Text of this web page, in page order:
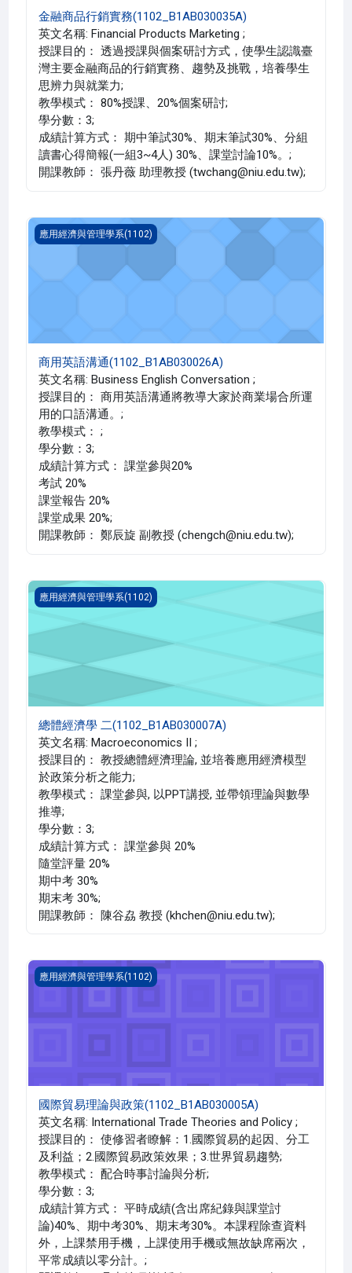
金融商品行銷實務(1102_B1AB030035A)
英文名稱: Financial Products Marketing ;
授課目的： 透過授課與個案研討方式，使學生認識臺
灣主要金融商品的行銷實務、趨勢及挑戰，培養學生
思辨力與就業力;
教學模式： 80%授課、20%個案研討;
學分數：3;
成績計算方式： 期中筆試30%、期末筆試30%、分組
讀書心得簡報(一組3~4人) 30%、課堂討論10%。;
開課教師： 張丹薇 助理教授 (twchang@niu.edu.tw);
商用英語溝通(1102_B1AB030026A)
應用經濟與管理學系(1102)
商用英語溝通(1102_B1AB030026A)
英文名稱: Business English Conversation ;
授課目的： 商用英語溝通將教導大家於商業場合所運
用的口語溝通。;
教學模式： ;
學分數：3;
成績計算方式： 課堂參與20%
考試 20%
課堂報告 20%
課堂成果 20%;
開課教師： 鄭辰旋 副教授 (chengch@niu.edu.tw);
總體經濟學 二(1102_B1AB030007A)
應用經濟與管理學系(1102)
總體經濟學 二(1102_B1AB030007A)
英文名稱: Macroeconomics II ;
授課目的： 教授總體經濟理論, 並培養應用經濟模型
於政策分析之能力;
教學模式： 課堂參與, 以PPT講授, 並帶領理論與數學
推導;
學分數：3;
成績計算方式： 課堂參與 20%
隨堂評量 20%
期中考 30%
期末考 30%;
開課教師： 陳谷劦 教授 (khchen@niu.edu.tw);
國際貿易理論與政策(1102_B1AB030005A)
應用經濟與管理學系(1102)
國際貿易理論與政策(1102_B1AB030005A)
英文名稱: International Trade Theories and Policy ;
授課目的： 使修習者瞭解：1.國際貿易的起因、分工
及利益；2.國際貿易政策效果；3.世界貿易趨勢;
教學模式： 配合時事討論與分析;
學分數：3;
成績計算方式： 平時成績(含出席紀錄與課堂討
論)40%、期中考30%、期末考30%。本課程除查資料
外，上課禁用手機，上課使用手機或無故缺席兩次，
平常成績以零分計。;